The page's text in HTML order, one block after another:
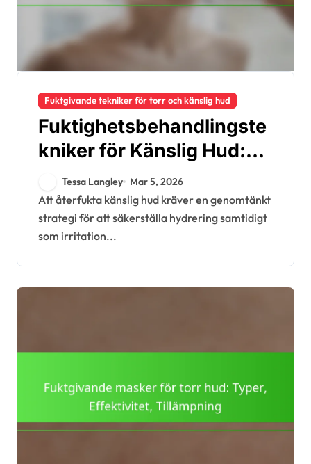
Fuktgivande tekniker för torr och känslig hud
Fuktighetsbehandlingste
kniker för Känslig Hud:
Metoder, Produkter, Tips
Tessa Langley Mar 5, 2026
Att återfukta känslig hud kräver en genomtänkt
strategi för att säkerställa hydrering samtidigt
som irritation...